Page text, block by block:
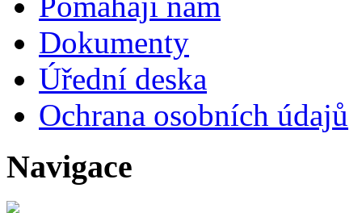
Dokumenty
Úřední deska
Ochrana osobních údajů
Navigace